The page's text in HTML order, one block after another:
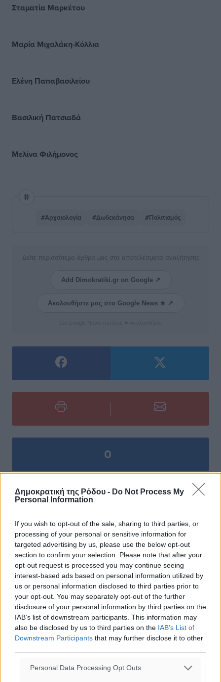
Δημοκρατική της Ρόδου - Do Not Process My
Personal Information
If you wish to opt-out of the sale, sharing to third parties, or
processing of your personal or sensitive information for
targeted advertising by us, please use the below opt-out
section to confirm your selection. Please note that after your
opt-out request is processed you may continue seeing
interest-based ads based on personal information utilized by
us or personal information disclosed to third parties prior to
your opt-out. You may separately opt-out of the further
disclosure of your personal information by third parties on the
IAB’s list of downstream participants. This information may
also be disclosed by us to third parties on the IAB’s List of
Downstream Participants that may further disclose it to other
Personal Data Processing Opt Outs
Σταματία Μαρκέτου
Μαρία Μιχαλάκη-Κόλλια
Ελένη Παπαβασιλείου
Βασιλική Πατσιαδά
Μελίνα Φιλήμονος
#Αρχαιολογία #Δωδεκάνησα #Πολιτισμός
Δείτε περισσότερα άρθρα μας στα αποτελέσματα αναζήτησης
Add Dimokratiki.gr on Google ↗
Ακολουθήστε μας στο Google News ★ ↗
0
ΣΧΕΤΙΚΆ
ΔΙΑΒΑΣΕ ΕΠΙΣΗΣ
ΤΟΠΙΚΈΣ ΕΙΔΉΣΕΙΣ
Τι αλλάζει το χωροταξικό στις τουριστικές επενδύσεις
07.08.26 · 18:41
ΤΟΠΙΚΈΣ ΕΙΔΉΣΕΙΣ
ΥΠΑΑΤ: 12,5 εκατ. ευρώ στις 13 Περιφέρειες για μέτρα
βιοασφάλειας
07.08.26 · 18:19
ΤΟΠΙΚΈΣ ΕΙΔΉΣΕΙΣ